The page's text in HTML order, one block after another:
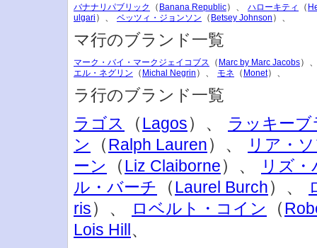
バナナリパブリック （ Banana Republic）、 ハローキティ （
ulgari ）、 ベッツィ・ジョンソン （ Betsey Johnson ）、
マ行のブランド一覧
マーク・バイ・マークジェイコブス （ Marc by Marc Jacobs）
エル・ネグリン （ Michal Negrin ）、 モネ （ Monet）、
ラ行のブランド一覧
ラゴス
（Lagos）、
ラッキー
ン
（Ralph Lauren）、
リア・
ーン
（Liz Claiborne）、
リズ
ル・バーチ
（Laurel Burch）、
ris）、 ロベルト・コイン （
Lois Hill